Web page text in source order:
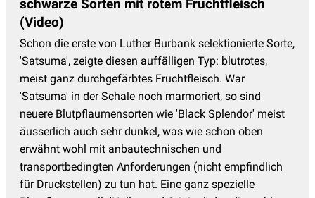
schwarze Sorten mit rotem Fruchtfleisch
(Video)
Schon die erste von Luther Burbank selektionierte Sorte,
'Satsuma', zeigte diesen auffälligen Typ: blutrotes,
meist ganz durchgefärbtes Fruchtfleisch. War
'Satsuma' in der Schale noch marmoriert, so sind
neuere Blutpflaumensorten wie 'Black Splendor' meist
äusserlich auch sehr dunkel, was wie schon oben
erwähnt wohl mit anbautechnischen und
transportbedingten Anforderungen (nicht empfindlich
für Druckstellen) zu tun hat. Eine ganz spezielle